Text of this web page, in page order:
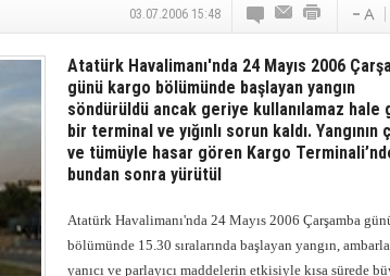
03.07.2006 15:48
Atatürk Havalimanı'nda 24 Mayıs 2006
günü kargo bölümünde başlayan yangın
söndürüldü ancak geriye kullanılamaz hale
bir terminal ve yığınlı sorun kaldı. Yangının
ve tümüyle hasar gören Kargo
bundan sonra yürütül
Atatürk Havalimanı'nda 24 Mayıs 2006 Çarşamba
bölümünde 15.30 sıralarında başlayan yangın,
yanıcı ve parlayıcı maddelerin etkisiyle kısa sürede